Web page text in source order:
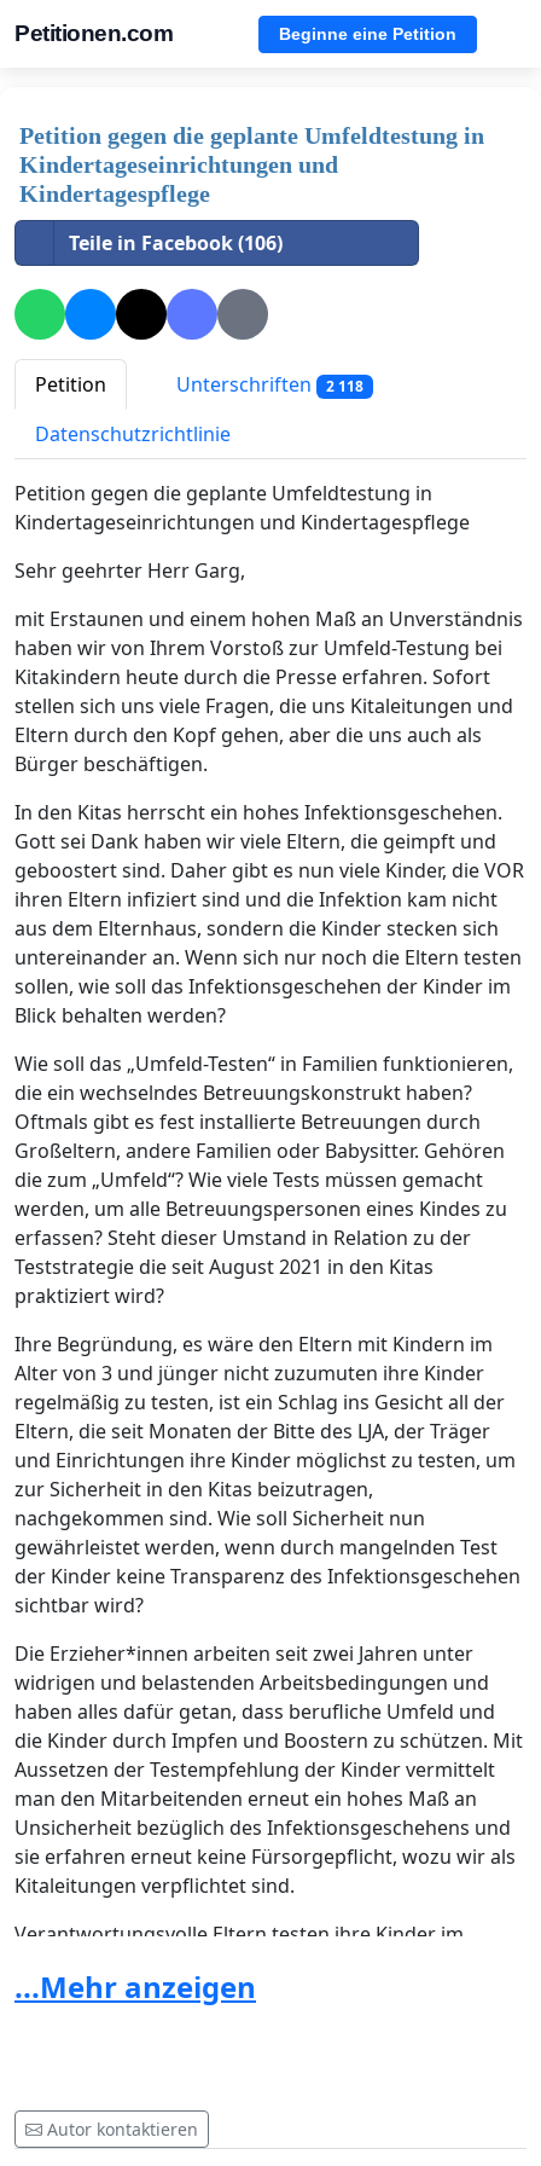
Petitionen.com Beginne eine Petition
Petition gegen die geplante Umfeldtestung in
Kindertageseinrichtungen und
Kindertagespflege
Teile in Facebook (106)
Petition Unterschriften 2 118
Datenschutzrichtlinie
Petition gegen die geplante Umfeldtestung in
Kindertageseinrichtungen und Kindertagespflege
Sehr geehrter Herr Garg,
mit Erstaunen und einem hohen Maß an Unverständnis
haben wir von Ihrem Vorstoß zur Umfeld-Testung bei
Kitakindern heute durch die Presse erfahren. Sofort
stellen sich uns viele Fragen, die uns Kitaleitungen und
Eltern durch den Kopf gehen, aber die uns auch als
Bürger beschäftigen.
In den Kitas herrscht ein hohes Infektionsgeschehen.
Gott sei Dank haben wir viele Eltern, die geimpft und
geboostert sind. Daher gibt es nun viele Kinder, die VOR
ihren Eltern infiziert sind und die Infektion kam nicht
aus dem Elternhaus, sondern die Kinder stecken sich
untereinander an. Wenn sich nur noch die Eltern testen
sollen, wie soll das Infektionsgeschehen der Kinder im
Blick behalten werden?
Wie soll das „Umfeld-Testen“ in Familien funktionieren,
die ein wechselndes Betreuungskonstrukt haben?
Oftmals gibt es fest installierte Betreuungen durch
Großeltern, andere Familien oder Babysitter. Gehören
die zum „Umfeld“? Wie viele Tests müssen gemacht
werden, um alle Betreuungspersonen eines Kindes zu
erfassen? Steht dieser Umstand in Relation zu der
Teststrategie die seit August 2021 in den Kitas
praktiziert wird?
Ihre Begründung, es wäre den Eltern mit Kindern im
Alter von 3 und jünger nicht zuzumuten ihre Kinder
regelmäßig zu testen, ist ein Schlag ins Gesicht all der
Eltern, die seit Monaten der Bitte des LJA, der Träger
und Einrichtungen ihre Kinder möglichst zu testen, um
zur Sicherheit in den Kitas beizutragen,
nachgekommen sind. Wie soll Sicherheit nun
gewährleistet werden, wenn durch mangelnden Test
der Kinder keine Transparenz des Infektionsgeschehen
sichtbar wird?
Die Erzieher*innen arbeiten seit zwei Jahren unter
widrigen und belastenden Arbeitsbedingungen und
haben alles dafür getan, dass berufliche Umfeld und
die Kinder durch Impfen und Boostern zu schützen. Mit
Aussetzen der Testempfehlung der Kinder vermittelt
man den Mitarbeitenden erneut ein hohes Maß an
Unsicherheit bezüglich des Infektionsgeschehens und
sie erfahren erneut keine Fürsorgepflicht, wozu wir als
Kitaleitungen verpflichtet sind.
Verantwortungsvolle Eltern testen ihre Kinder im
Viele Kinder haben sich dadurch bereits an das Testen
die durch testen entsteht keine Priorität mehr hat. Wie
soll man den Kindern das erklären?
...Mehr anzeigen
Autor kontaktieren